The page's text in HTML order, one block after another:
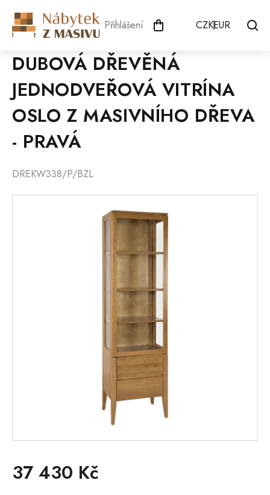
obsah
Přihlášení CZKEUR
DUBOVÁ DŘEVĚNÁ
JEDNODVEŘOVÁ VITRÍNA
OSLO Z MASIVNÍHO DŘEVA
- PRAVÁ
DREKW338/P/BZL
37 430 Kč